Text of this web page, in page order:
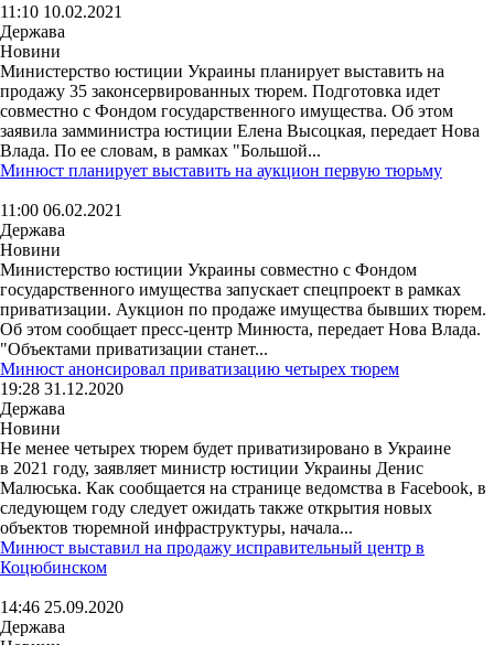
11:10 10.02.2021
Держава
Новини
Министерство юстиции Украины планирует выставить на
продажу 35 законсервированных тюрем. Подготовка идет
совместно с Фондом государственного имущества. Об этом
заявила замминистра юстиции Елена Высоцкая, передает Нова
Влада. По ее словам, в рамках "Большой...
Минюст планирует выставить на аукцион первую тюрьму
11:00 06.02.2021
Держава
Новини
Министерство юстиции Украины совместно с Фондом
государственного имущества запускает спецпроект в рамках
приватизации. Аукцион по продаже имущества бывших тюрем.
Об этом сообщает пресс-центр Минюста, передает Нова Влада.
"Объектами приватизации станет...
Минюст анонсировал приватизацию четырех тюрем
19:28 31.12.2020
Держава
Новини
Не менее четырех тюрем будет приватизировано в Украине
в 2021 году, заявляет министр юстиции Украины Денис
Малюська. Как сообщается на странице ведомства в Facebook, в
следующем году следует ожидать также открытия новых
объектов тюремной инфраструктуры, начала...
Минюст выставил на продажу исправительный центр в
Коцюбинском
14:46 25.09.2020
Держава